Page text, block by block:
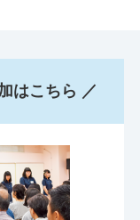
はこちら ／